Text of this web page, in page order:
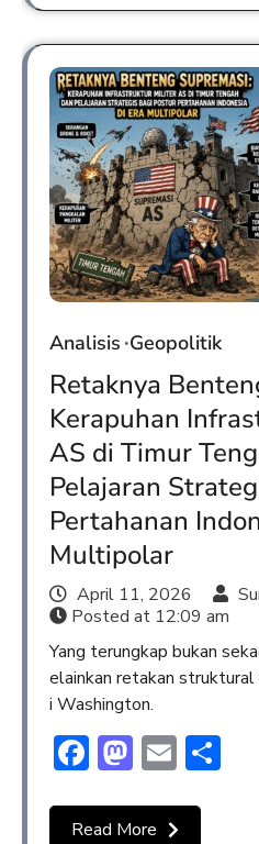
Analisis Geopolitik
Retaknya
Kerapuhan
AS di Timur
Pelajaran
Pertahanan
Multipolar
April 11, 2026
Posted at 12:09 am
Yang terungkap bukan
elainkan retakan
i Washington.
Facebook
Email
Read More